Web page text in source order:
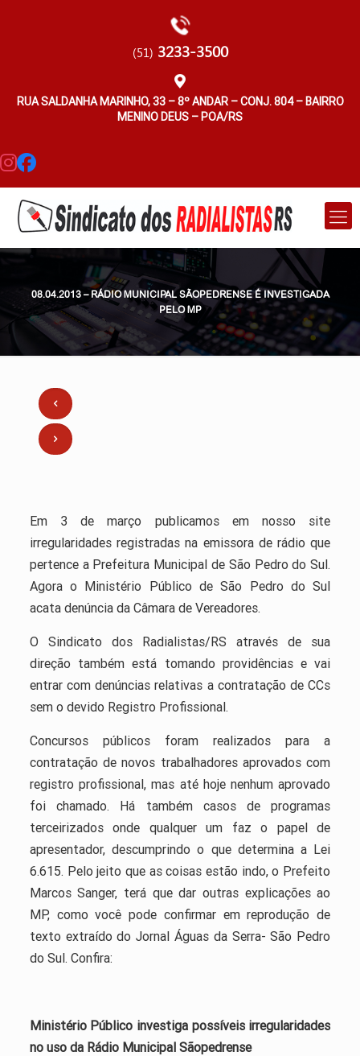
(51) 3233-3500
RUA SALDANHA MARINHO, 33 – 8º ANDAR – CONJ. 804 – BAIRRO
MENINO DEUS – POA/RS
08.04.2013 – RÁDIO MUNICIPAL SÃOPEDRENSE É INVESTIGADA
PELO MP
Em 3 de março publicamos em nosso site
irregularidades registradas na emissora de rádio que
pertence a Prefeitura Municipal de São Pedro do Sul.
Agora o Ministério Público de São Pedro do Sul
acata denúncia da Câmara de Vereadores.
O Sindicato dos Radialistas/RS através de sua
direção também está tomando providências e vai
entrar com denúncias relativas a contratação de CCs
sem o devido Registro Profissional.
Concursos públicos foram realizados para a
contratação de novos trabalhadores aprovados com
registro profissional, mas até hoje nenhum aprovado
foi chamado. Há também casos de programas
terceirizados onde qualquer um faz o papel de
apresentador, descumprindo o que determina a Lei
6.615. Pelo jeito que as coisas estão indo, o Prefeito
Marcos Sanger, terá que dar outras explicações ao
MP, como você pode confirmar em reprodução de
texto extraído do Jornal Águas da Serra- São Pedro
do Sul. Confira:
Ministério Público investiga possíveis irregularidades
no uso da Rádio Municipal Sãopedrense